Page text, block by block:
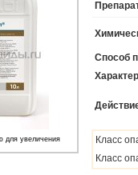
Способ
Класс
Класс
для увеличения